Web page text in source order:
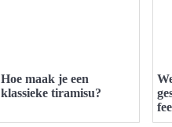
Hoe maak je een
klassieke tiramisu?